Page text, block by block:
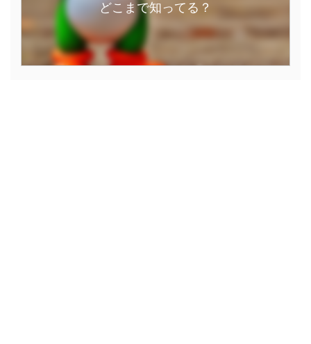
どこまで知ってる？